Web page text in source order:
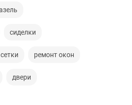
сиделки
ремонт окон
двери